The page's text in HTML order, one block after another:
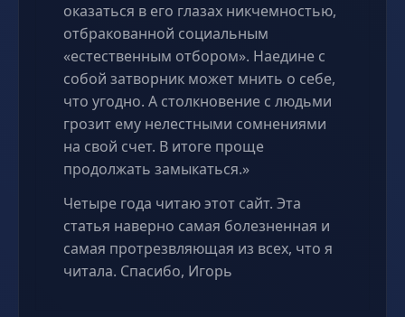
оказаться в его глазах никчемностью,
отбракованной социальным
«естественным отбором». Наедине с
собой затворник может мнить о себе,
что угодно. А столкновение с людьми
грозит ему нелестными сомнениями
на свой счет. В итоге проще
продолжать замыкаться.»
Четыре года читаю этот сайт. Эта
статья наверно самая болезненная и
самая протрезвляющая из всех, что я
читала. Спасибо, Игорь